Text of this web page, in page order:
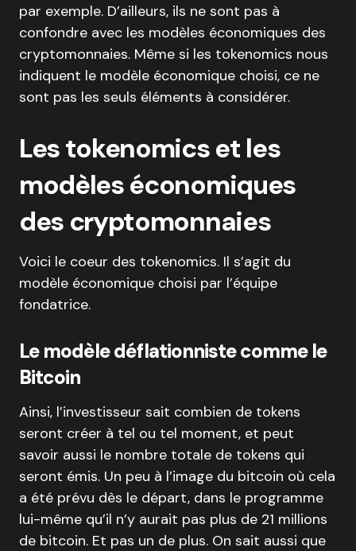
par exemple. D’ailleurs, ils ne sont pas à
confondre avec les modèles économiques des
cryptomonnaies. Même si les tokenomics nous
indiquent le modèle économique choisi, ce ne
sont pas les seuls éléments à considérer.
Les tokenomics et les
modèles économiques
des cryptomonnaies
Voici le coeur des tokenomics. Il s’agit du
modèle économique choisi par l’équipe
fondatrice.
Le modèle déflationniste comme le
Bitcoin
Ainsi, l’investisseur sait combien de tokens
seront créer à tel ou tel moment, et peut
savoir aussi le nombre totale de tokens qui
seront émis. Un peu à l’image du bitcoin où cela
a été prévu dès le départ, dans le programme
lui-même qu’il n’y aurait pas plus de 21 millions
de bitcoin. Et pas un de plus. On sait aussi que